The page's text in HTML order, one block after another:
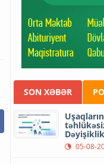
SON XƏBƏR
05-08-